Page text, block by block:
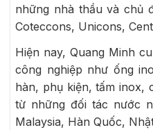
những nhà thầu và chủ
Coteccons, Unicons,
Hiện nay, Quang Minh
công nghiệp như ống
hàn, phụ kiện, tấm inox,
từ những đối tác nước
Malaysia, Hàn Quốc,